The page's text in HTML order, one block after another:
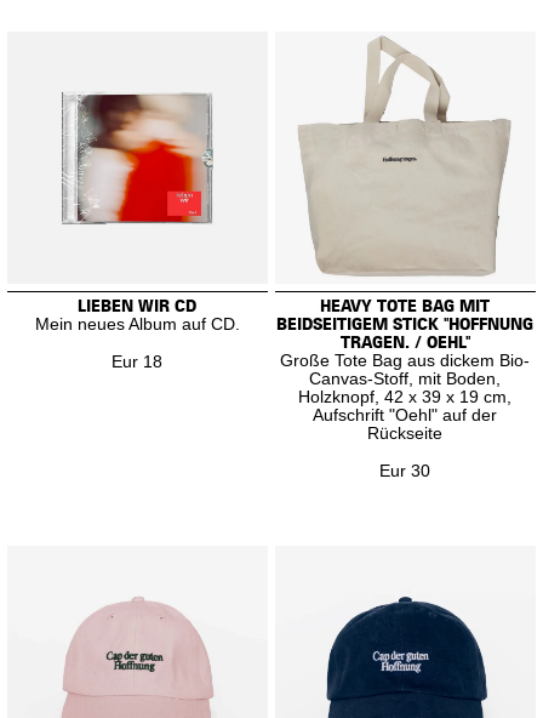
LIEBEN WIR CD
Mein neues Album auf CD.
Eur 18
HEAVY TOTE BAG MIT
BEIDSEITIGEM STICK "HOFFNUNG
TRAGEN. / OEHL"
Große Tote Bag aus dickem Bio-
Canvas-Stoff, mit Boden,
Holzknopf, 42 x 39 x 19 cm,
Aufschrift "Oehl" auf der
Rückseite
Eur 30